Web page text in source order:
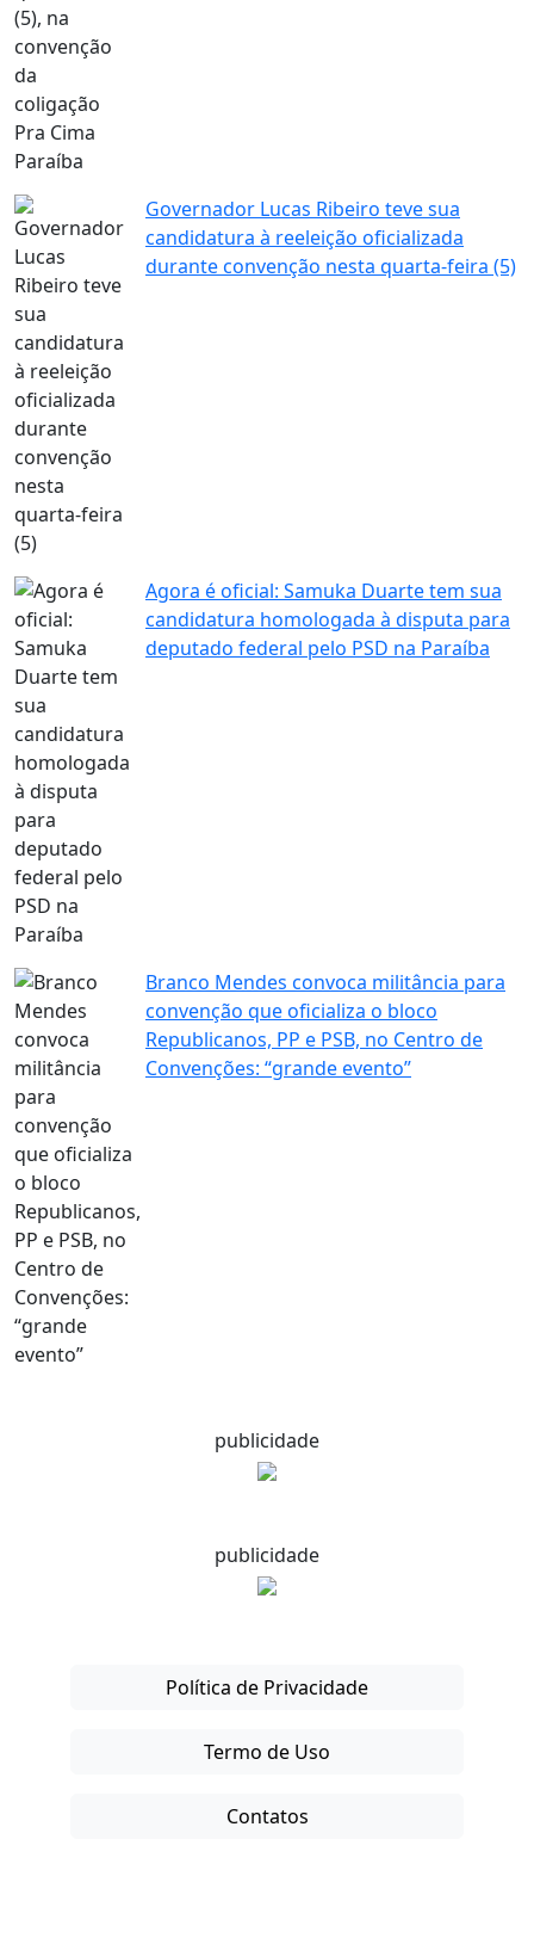
Governador Lucas Ribeiro teve sua
candidatura à reeleição oficializada
durante convenção nesta quarta-feira (5)
Agora é oficial: Samuka Duarte tem sua
candidatura homologada à disputa para
deputado federal pelo PSD na Paraíba
Branco Mendes convoca militância para
convenção que oficializa o bloco
Republicanos, PP e PSB, no Centro de
Convenções: “grande evento”
publicidade
publicidade
Política de Privacidade
Termo de Uso
Contatos